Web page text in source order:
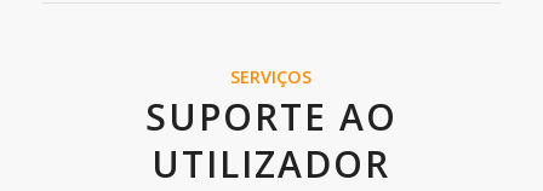
SERVIÇOS
SUPORTE AO
UTILIZADOR